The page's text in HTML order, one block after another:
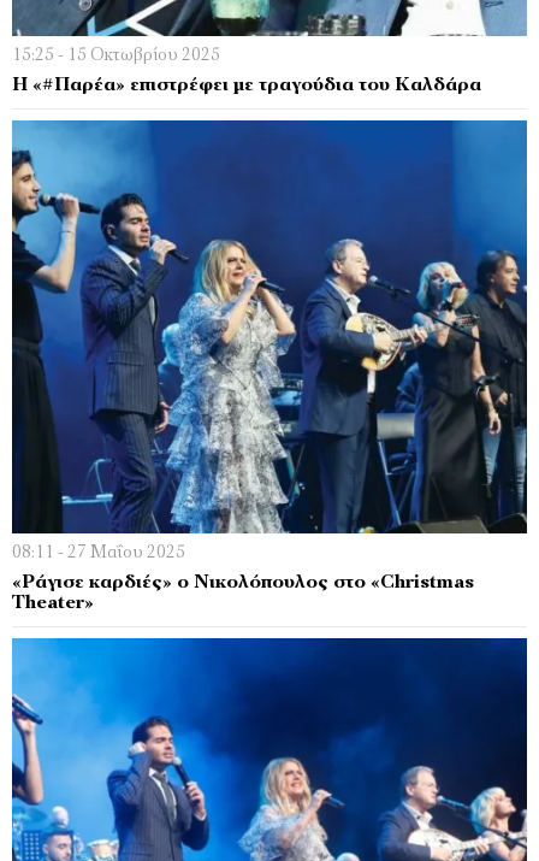
15:25 - 15 Οκτωβρίου 2025
H «#Παρέα» επιστρέφει με τραγούδια του Καλδάρα
08:11 - 27 Μαΐου 2025
«Ράγισε καρδιές» ο Νικολόπουλος στο «Christmas
Theater»